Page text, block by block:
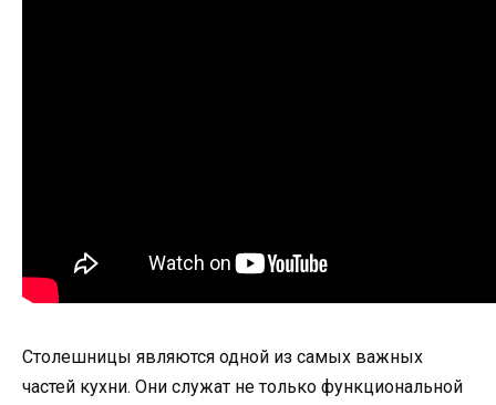
Столешницы являются одной из самых важных
частей кухни. Они служат не только функциональной